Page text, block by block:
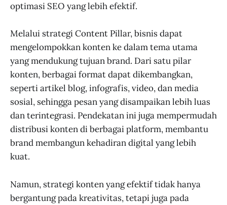
optimasi SEO yang lebih efektif.
Melalui strategi Content Pillar, bisnis dapat
mengelompokkan konten ke dalam tema utama
yang mendukung tujuan brand. Dari satu pilar
konten, berbagai format dapat dikembangkan,
seperti artikel blog, infografis, video, dan media
sosial, sehingga pesan yang disampaikan lebih luas
dan terintegrasi. Pendekatan ini juga mempermudah
distribusi konten di berbagai platform, membantu
brand membangun kehadiran digital yang lebih
kuat.
Namun, strategi konten yang efektif tidak hanya
bergantung pada kreativitas, tetapi juga pada